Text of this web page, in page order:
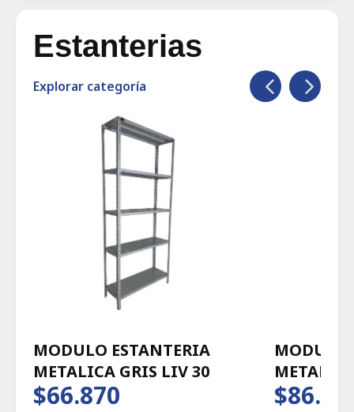
Estanterias
Explorar categoría
MODULO ESTANTERIA
METALICA GRIS LIV 30
$66.870
MODULO